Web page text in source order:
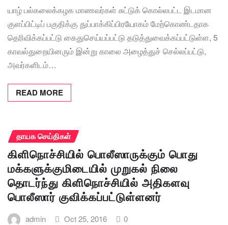
யாழ் பல்கலைக்கழக மாணவர்கள் சுட்டுக் கொல்லபட்ட இடமான
குளப்பிட்டிப் பகுதிக்கு துப்பாக்கிப்பிரயோகம் மேற்கொண்டதாக
தெரிவிக்கப்பட்டு கைதுசெய்யப்பட்டு தடுத்துவைக்கப்பட்டுள்ள, 5
காவல்துறையினரும் இன்று காலை அழைத்துச் செல்லப்பட்டு,
அவர்களிடம்…
READ MORE
தாயக செய்திகள்
கிளிநொச்சியில் பொலீஸாருக்கும் பொது
மக்களுக்குமிடையில் முறுகல் நிலை
தொடர்ந்து கிளிநொச்சியில் அதிகளவு
பொலீஸார் குவிக்கப்பட்டுள்ளனர்
admin Oct 25, 2016 0